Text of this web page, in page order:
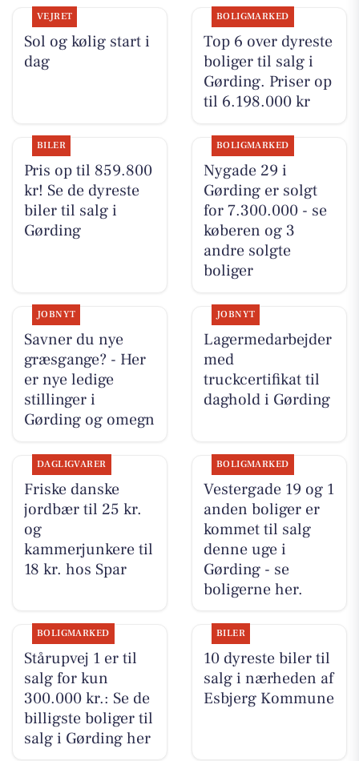
VEJRET
Sol og kølig start i
dag
BOLIGMARKED
Top 6 over dyreste
boliger til salg i
Gørding. Priser op
til 6.198.000 kr
BILER
Pris op til 859.800
kr! Se de dyreste
biler til salg i
Gørding
BOLIGMARKED
Nygade 29 i
Gørding er solgt
for 7.300.000 - se
køberen og 3
andre solgte
boliger
JOBNYT
Savner du nye
græsgange? - Her
er nye ledige
stillinger i
Gørding og omegn
JOBNYT
Lagermedarbejder
med
truckcertifikat til
daghold i Gørding
DAGLIGVARER
Friske danske
jordbær til 25 kr.
og
kammerjunkere til
18 kr. hos Spar
BOLIGMARKED
Vestergade 19 og 1
anden boliger er
kommet til salg
denne uge i
Gørding - se
boligerne her.
BOLIGMARKED
Stårupvej 1 er til
salg for kun
300.000 kr.: Se de
billigste boliger til
salg i Gørding her
BILER
10 dyreste biler til
salg i nærheden af
Esbjerg Kommune